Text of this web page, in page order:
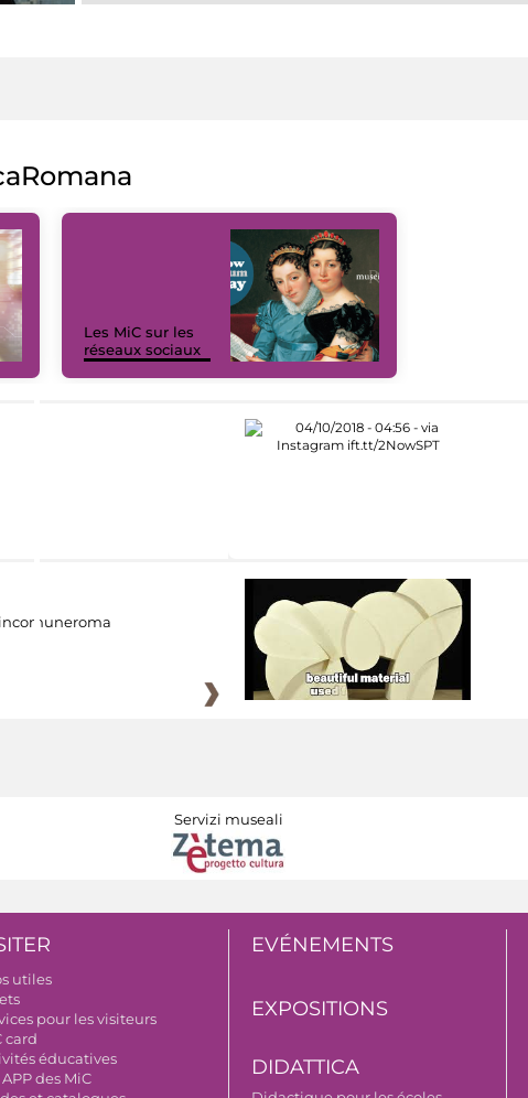
Les MiC sur les
réseaux sociaux
Servizi museali
utiles
pour les visiteurs
card
éducatives
APP des MiC
EVÉNEMENTS
EXPOSITIONS
DIDATTICA